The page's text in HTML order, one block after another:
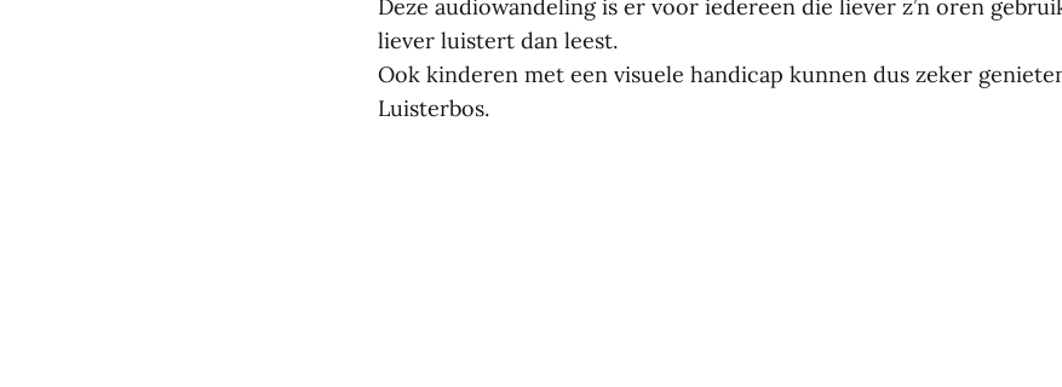
Deze audiowandeling is er voor iedereen die liever z’n oren
liever luistert dan leest.
Ook kinderen met een visuele handicap kunnen dus zeker
Luisterbos.